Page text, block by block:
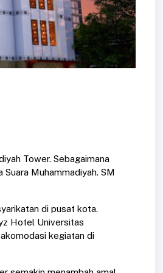
Tower. Sebagaimana
Muhammadiyah. SM
di pusat kota.
Hotel Universitas
kegiatan di